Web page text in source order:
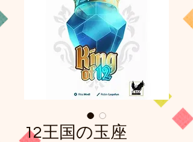
12王国の玉座